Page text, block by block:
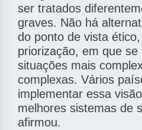
ser tratados
graves. Não há
do ponto de vista
priorização, em que se
situações mais
complexas. Vários
implementar essa
melhores sistemas de
afirmou.